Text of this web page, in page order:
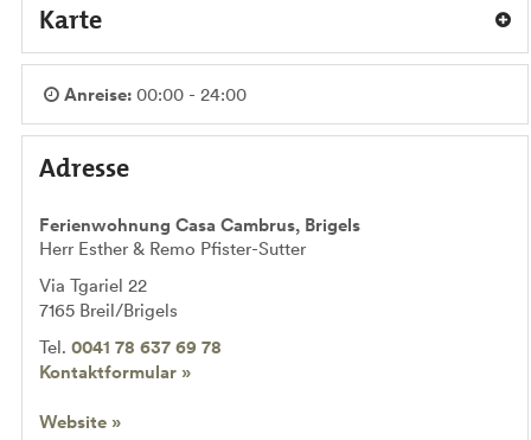
Karte
Anreise: 00:00 - 24:00
Adresse
Ferienwohnung Casa Cambrus, Brigels
Herr Esther & Remo Pfister-Sutter
Via Tgariel 22
7165 Breil/Brigels
Tel. 0041 78 637 69 78
Kontaktformular »
Website »